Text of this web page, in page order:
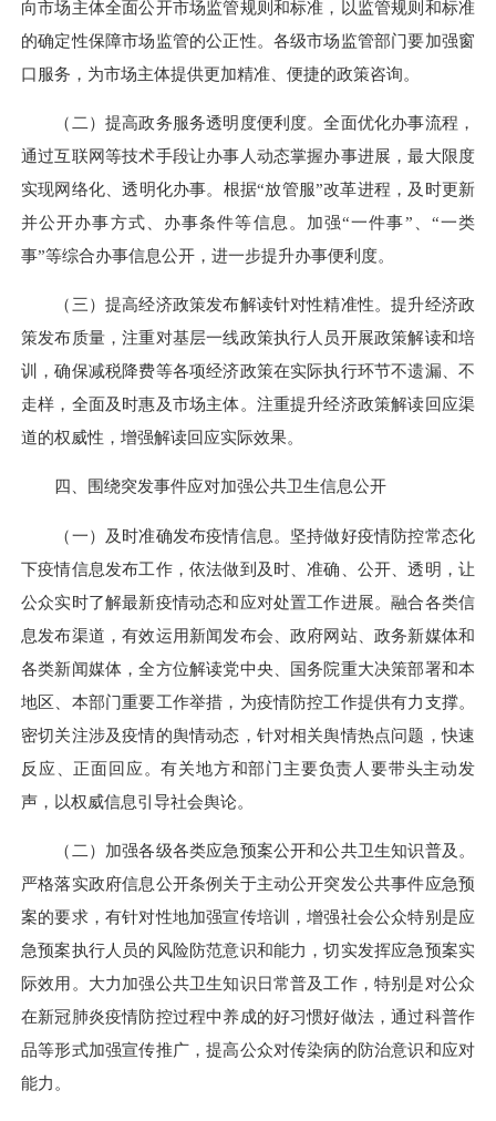
向市场主体全面公开市场监管规则和标准，以监管规则和标准
的确定性保障市场监管的公正性。各级市场监管部门要加强窗
口服务，为市场主体提供更加精准、便捷的政策咨询。
（二）提高政务服务透明度便利度。全面优化办事流程，
通过互联网等技术手段让办事人动态掌握办事进展，最大限度
实现网络化、透明化办事。根据“放管服”改革进程，及时更新
并公开办事方式、办事条件等信息。加强“一件事”、“一类
事”等综合办事信息公开，进一步提升办事便利度。
（三）提高经济政策发布解读针对性精准性。提升经济政
策发布质量，注重对基层一线政策执行人员开展政策解读和培
训，确保减税降费等各项经济政策在实际执行环节不遗漏、不
走样，全面及时惠及市场主体。注重提升经济政策解读回应渠
道的权威性，增强解读回应实际效果。
四、围绕突发事件应对加强公共卫生信息公开
（一）及时准确发布疫情信息。坚持做好疫情防控常态化
下疫情信息发布工作，依法做到及时、准确、公开、透明，让
公众实时了解最新疫情动态和应对处置工作进展。融合各类信
息发布渠道，有效运用新闻发布会、政府网站、政务新媒体和
各类新闻媒体，全方位解读党中央、国务院重大决策部署和本
地区、本部门重要工作举措，为疫情防控工作提供有力支撑。
密切关注涉及疫情的舆情动态，针对相关舆情热点问题，快速
反应、正面回应。有关地方和部门主要负责人要带头主动发
声，以权威信息引导社会舆论。
（二）加强各级各类应急预案公开和公共卫生知识普及。
严格落实政府信息公开条例关于主动公开突发公共事件应急预
案的要求，有针对性地加强宣传培训，增强社会公众特别是应
急预案执行人员的风险防范意识和能力，切实发挥应急预案实
际效用。大力加强公共卫生知识日常普及工作，特别是对公众
在新冠肺炎疫情防控过程中养成的好习惯好做法，通过科普作
品等形式加强宣传推广，提高公众对传染病的防治意识和应对
能力。